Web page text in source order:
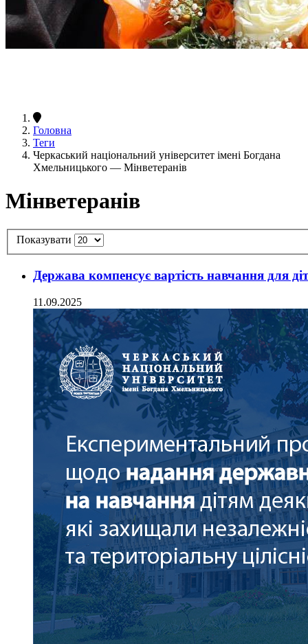
Головна
Теги
Черкаський національний університет імені Богдана
Хмельницького — Мінветеранів
Мінветеранів
Показувати
Держава компенсує вартість навчання для
11.09.2025